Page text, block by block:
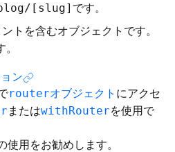
[slug] です。
トを含むオブジェクトです。
ン
routerオブジェクト にアクセ
またはwithRouterを使用で
使用をお勧めします。